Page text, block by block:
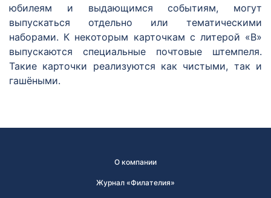
юбилеям и выдающимся событиям, могут
выпускаться отдельно или тематическими
наборами. К некоторым карточкам с литерой «В»
выпускаются специальные почтовые штемпеля.
Такие карточки реализуются как чистыми, так и
гашёными.
О компании
Журнал «Филателия»